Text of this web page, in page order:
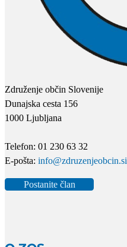
Združenje občin Slovenije
Dunajska cesta 156
1000 Ljubljana
Telefon: 01 230 63 32
E-pošta: info@zdruzenjeobcin.si
Postanite član